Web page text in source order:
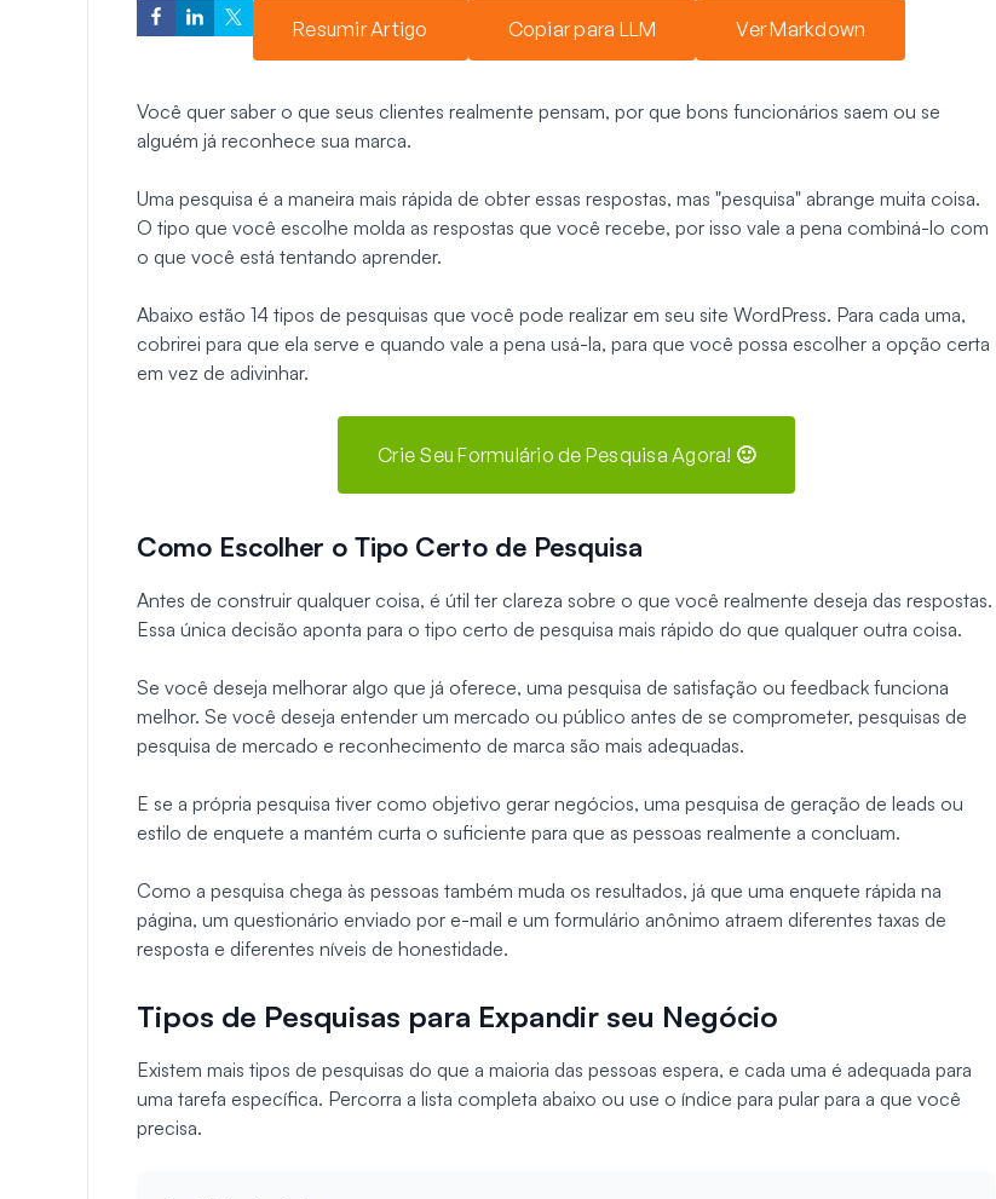
Resumir Artigo Copiar para LLM Ver Markdown
Você quer saber o que seus clientes realmente pensam, por que bons funcionários saem ou se
alguém já reconhece sua marca.
Uma pesquisa é a maneira mais rápida de obter essas respostas, mas "pesquisa" abrange muita coisa.
O tipo que você escolhe molda as respostas que você recebe, por isso vale a pena combiná-lo com
o que você está tentando aprender.
Abaixo estão 14 tipos de pesquisas que você pode realizar em seu site WordPress. Para cada uma,
cobrirei para que ela serve e quando vale a pena usá-la, para que você possa escolher a opção certa
em vez de adivinhar.
Crie Seu Formulário de Pesquisa Agora! 🙂
Como Escolher o Tipo Certo de Pesquisa
Antes de construir qualquer coisa, é útil ter clareza sobre o que você realmente deseja das respostas.
Essa única decisão aponta para o tipo certo de pesquisa mais rápido do que qualquer outra coisa.
Se você deseja melhorar algo que já oferece, uma pesquisa de satisfação ou feedback funciona
melhor. Se você deseja entender um mercado ou público antes de se comprometer, pesquisas de
pesquisa de mercado e reconhecimento de marca são mais adequadas.
E se a própria pesquisa tiver como objetivo gerar negócios, uma pesquisa de geração de leads ou
estilo de enquete a mantém curta o suficiente para que as pessoas realmente a concluam.
Como a pesquisa chega às pessoas também muda os resultados, já que uma enquete rápida na
página, um questionário enviado por e-mail e um formulário anônimo atraem diferentes taxas de
resposta e diferentes níveis de honestidade.
Tipos de Pesquisas para Expandir seu Negócio
Existem mais tipos de pesquisas do que a maioria das pessoas espera, e cada uma é adequada para
uma tarefa específica. Percorra a lista completa abaixo ou use o índice para pular para a que você
precisa.